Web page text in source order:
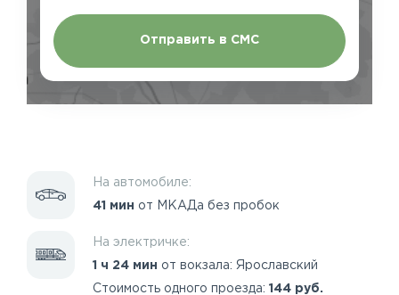
Отправить в СМС
На автомобиле:
41 мин от МКАДа без пробок
На электричке:
1 ч 24 мин от вокзала: Ярославский
Стоимость одного проезда: 144 руб.